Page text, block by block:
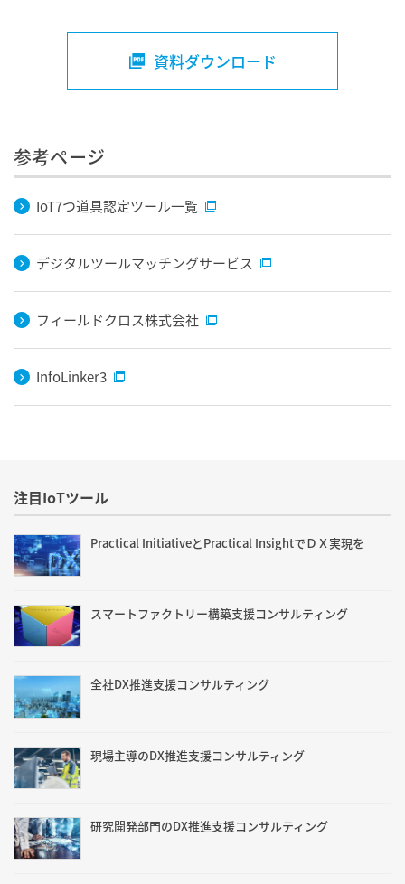
資料ダウンロード
参考ページ
IoT7つ道具認定ツール一覧
デジタルツールマッチングサービス
フィールドクロス株式会社
InfoLinker3
注目IoTツール
Practical InitiativeとPractical InsightでＤＸ実現を
スマートファクトリー構築支援コンサルティング
全社DX推進支援コンサルティング
現場主導のDX推進支援コンサルティング
研究開発部門のDX推進支援コンサルティング